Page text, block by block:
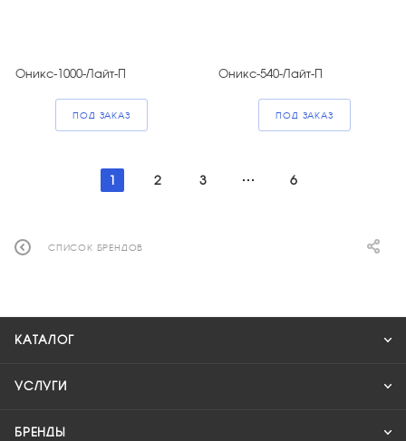
Оникс-1000-Лайт-П
ПОД ЗАКАЗ
Оникс-540-Лайт-П
ПОД ЗАКАЗ
1 2 3 6
СПИСОК БРЕНДОВ
КАТАЛОГ
УСЛУГИ
БРЕНДЫ